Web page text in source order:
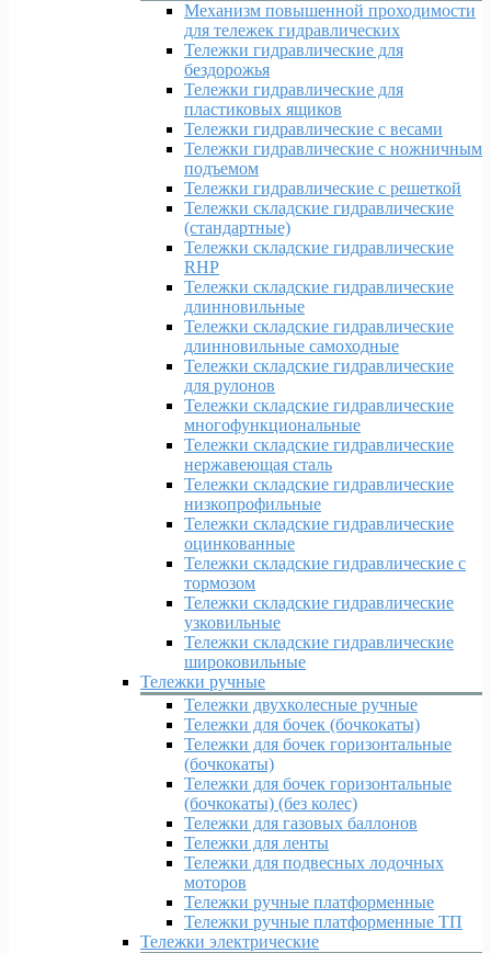
Механизм повышенной проходимости
для тележек гидравлических
Тележки гидравлические для
бездорожья
Тележки гидравлические для
пластиковых ящиков
Тележки гидравлические с весами
Тележки гидравлические с ножничным
подъемом
Тележки гидравлические с решеткой
Тележки складские гидравлические
(стандартные)
Тележки складские гидравлические
RHP
Тележки складские гидравлические
длинновильные
Тележки складские гидравлические
длинновильные самоходные
Тележки складские гидравлические
для рулонов
Тележки складские гидравлические
многофункциональные
Тележки складские гидравлические
нержавеющая сталь
Тележки складские гидравлические
низкопрофильные
Тележки складские гидравлические
оцинкованные
Тележки складские гидравлические с
тормозом
Тележки складские гидравлические
узковильные
Тележки складские гидравлические
широковильные
Тележки ручные
Тележки двухколесные ручные
Тележки для бочек (бочкокаты)
Тележки для бочек горизонтальные
(бочкокаты)
Тележки для бочек горизонтальные
(бочкокаты) (без колес)
Тележки для газовых баллонов
Тележки для ленты
Тележки для подвесных лодочных
моторов
Тележки ручные платформенные
Тележки ручные платформенные ТП
Тележки электрические